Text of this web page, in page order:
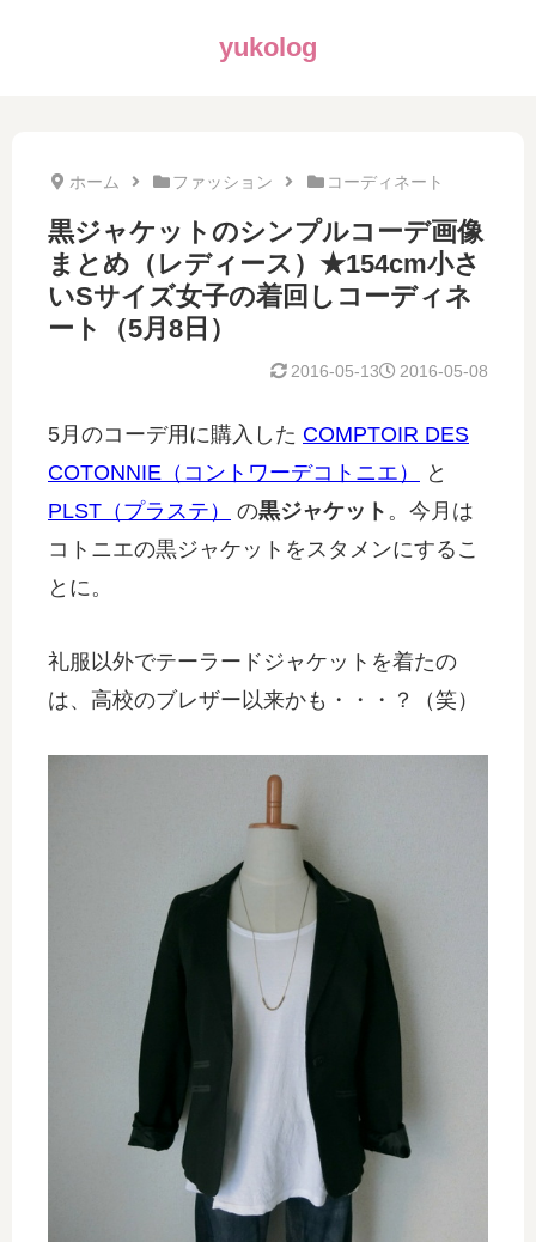
yukolog
ホーム ファッション コーディネート
黒ジャケットのシンプルコーデ画像
まとめ（レディース）★154cm小さ
いSサイズ女子の着回しコーディネ
ート（5月8日）
2016-05-08
2016-05-13
5月のコーデ用に購入した COMPTOIR DES
COTONNIE（コントワーデコトニエ）
と
PLST（プラステ）
の黒ジャケット 。今月は
コトニエの黒ジャケットをスタメンにするこ
とに。
礼服以外でテーラードジャケットを着たの
は、高校のブレザー以来かも・・・？（笑）